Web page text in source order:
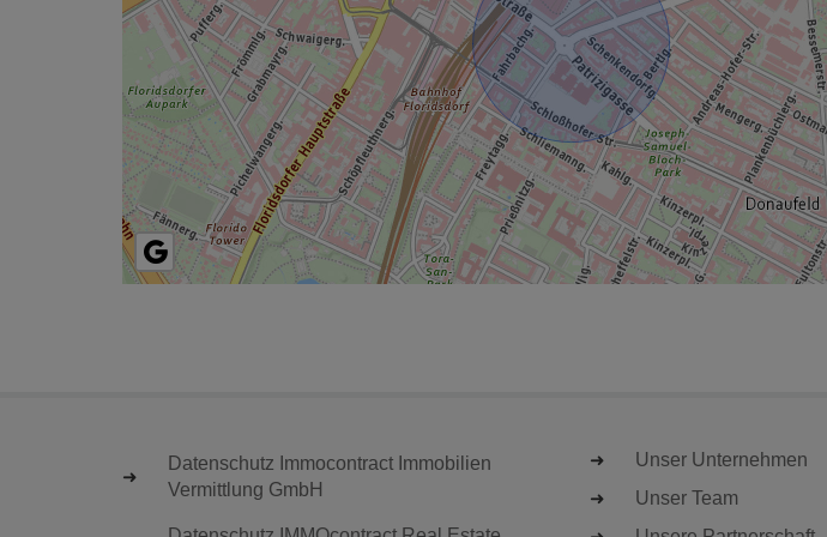
Datenschutz Immocontract Immobilien
Vermittlung GmbH
Unser Unternehmen
Unser Team